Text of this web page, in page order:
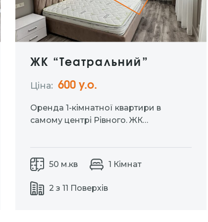
ЖК “Театральний”
Ціна: 600 у.о.
Оренда 1-кімнатної квартири в
самому центрі Рівного. ЖК
сучасна техніка та атмосфера
розкоші в кожній деталі. Ціна: 600$ +
комун.послуги
50 м.кв 1 Кімнат
2 з 11 Поверхів